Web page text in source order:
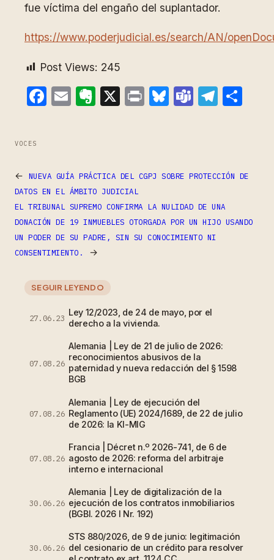
fue víctima del engaño del suplantador.
https://www.poderjudicial.es/search/AN/
Post Views: 245
Facebook
EmailEvernote
X PrintBluesky
Teams
VOCES
←
NUEVA GUÍA PRÁCTICA DEL CGPJ SOBRE PROTECCIÓN DE
DATOS EN EL ÁMBITO JUDICIAL
EL TRIBUNAL SUPREMO CONFIRMA LA NULIDAD DE UNA
DONACIÓN DE 19 INMUEBLES OTORGADA POR UN HIJO USANDO
UN PODER DE SU PADRE, SIN SU CONOCIMIENTO NI
CONSENTIMIENTO.
→
SEGUIR LEYENDO
27.06.23
Ley 12/2023, de 24 de mayo, por el
derecho a la vivienda.
07.08.26
Alemania | Ley de 21 de julio de 2026:
reconocimientos abusivos de la
paternidad y nueva redacción del § 1598
BGB
07.08.26
Alemania | Ley de ejecución del
Reglamento (UE) 2024/1689, de 22 de julio
de 2026: la KI-MIG
07.08.26
Francia | Décret n.º 2026-741, de 6 de
agosto de 2026: reforma del arbitraje
interno e internacional
30.06.26
Alemania | Ley de digitalización de la
ejecución de los contratos inmobiliarios
(BGBl. 2026 I Nr. 192)
30.06.26
STS 880/2026, de 9 de junio: legitimación
del cesionario de un crédito para resolver